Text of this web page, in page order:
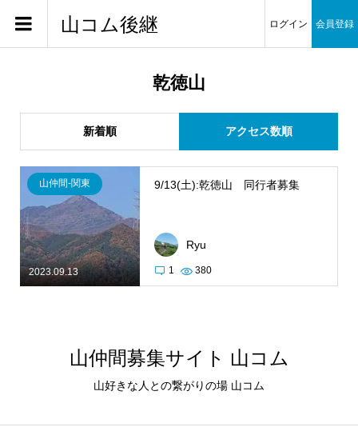
山コム後継 ログイン 会員登録
乾徳山
新着順 アクセス数順
2023.09.13
山仲間-関東 9/13(土):乾徳山 同行者募集
Ryu
1 380
山仲間募集サイト 山コム
山好きな人との繋がりの場 山コム